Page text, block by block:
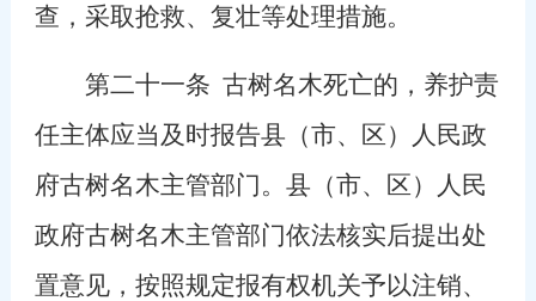
查，采取抢救、复壮等处理措施。
第二十一条 古树名木死亡的，养护责
任主体应当及时报告县（市、区）人民政
府古树名木主管部门。县（市、区）人民
政府古树名木主管部门依法核实后提出处
置意见，按照规定报有权机关予以注销、